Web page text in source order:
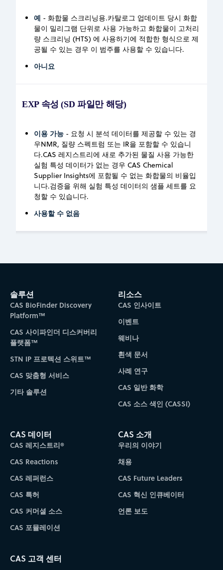
예 - 화합물 스크리닝용.카탈로그 업데이트 당시 화합
물이 밀리그램 단위로 사용 가능하고 화합물이 고처리
량 스크리닝 (HTS) 에 사용하기에 적합한 형식으로 제
공될 수 있는 경우 이 범주를 사용할 수 있습니다.
아니요
EXP 속성 (SD 파일만 해당)
이용 가능 - 요청 시 분석 데이터를 제공할 수 있는 경
우NMR, 질량 스펙트럼 또는 IR을 포함할 수 있습니
다.CAS 레지스트리에 새로 추가된 물질 사용 가능한
실험 특성 데이터가 없는 경우 CAS Chemical
Supplier Insights에 포함될 수 없는 화합물의 비율입
니다.검증을 위해 실험 특성 데이터의 샘플 세트를 요
청할 수 있습니다.
사용할 수 없음
솔루션
CAS BioFinder Discovery
Platform™
CAS 사이파인더 디스커버리
플랫폼™
STN IP 프로텍션 스위트™
CAS 맞춤형 서비스
기타 솔루션
리소스
CAS 인사이트
이벤트
웨비나
흰색 문서
사례 연구
CAS 일반 화학
CAS 소스 색인 (CASSI)
CAS 데이터
CAS 레지스트리®
CAS Reactions
CAS 레퍼런스
CAS 특허
CAS 커머셜 소스
CAS 포뮬레이션
CAS 소개
우리의 이야기
채용
CAS Future Leaders
CAS 혁신 인큐베이터
언론 보도
CAS 고객 센터